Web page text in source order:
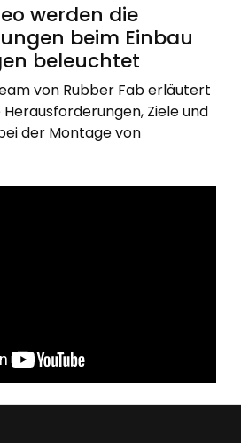
werden die
beim Einbau
beleuchtet
von Rubber Fab erläutert
Ziele und
der Montage von